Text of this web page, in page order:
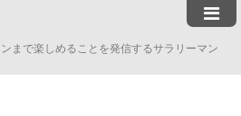
まで楽しめることを発信するサラリーマン